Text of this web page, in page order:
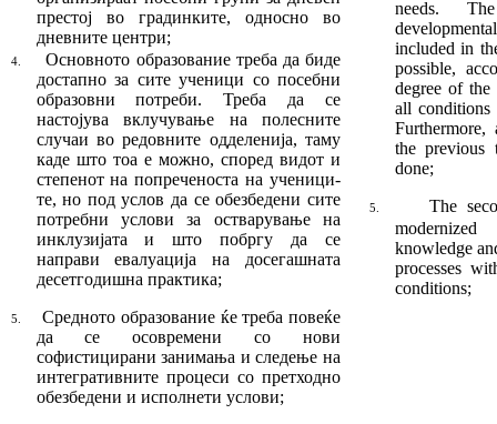
престој во гра­дин­ки­те, односно во
дневните центри;
4.
Основното образование треба да биде
дос­тап­но за сите ученици со посебни
образовни потреби. Треба да се
настојува вклучување на полесните
случаи во редовните одделе­ни­ја, таму
каде што тоа е можно, според ви­дот и
степенот на попреченоста на уче­ни­ци­
те, но под услов да се обезбедени сите
пот­ребни услови за остварување на
инклузијата и што побргу да се
направи евалуација на до­сегашната
десетгодишна прак­­­­тика;
5.
Средното образование ќе треба повеќе
да се осовремени со нови
софистицирани занима­ња и следење на
интегративните процеси со претходно
обезбедени и исполнети услови;
needs.
included in
possible,
degree of the
all
Furthermore,
the previous
done;
5.
The
knowledge
processes
conditions;